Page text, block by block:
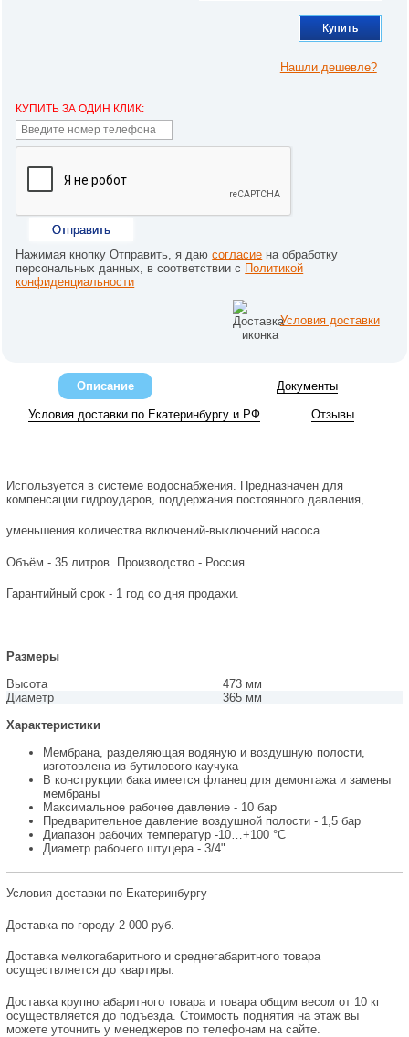
Купить
Нашли дешевле?
КУПИТЬ ЗА ОДИН КЛИК:
Отправить
Нажимая кнопку Отправить, я даюсогласие на обработку
персональных данных, в соответствии с Политикой
конфиденциальности
Условия доставки
Описание Документы
Условия доставки по Екатеринбургу и РФ Отзывы
Используется в системе водоснабжения. Предназначен для
компенсации гидроударов, поддержания постоянного давления,
уменьшения количества включений-выключений насоса.
Объём - 35 литров. Производство - Россия.
Гарантийный срок - 1 год со дня продажи.
Размеры
Высота
473 мм
Диаметр
365 мм
Характеристики
Мембрана, разделяющая водяную и воздушную полости,
изготовлена из бутилового каучука
В конструкции бака имеется фланец для демонтажа и замены
мембраны
Максимальное рабочее давление - 10 бар
Предварительное давление воздушной полости - 1,5 бар
Диапазон рабочих температур -10…+100 °С
Диаметр рабочего штуцера - 3/4"
Условия доставки по Екатеринбургу
Доставка по городу 2 000 руб.
Доставка мелкогабаритного и среднегабаритного товара
осуществляется до квартиры.
Доставка крупногабаритного товара и товара общим весом от 10 кг
осуществляется до подъезда. Стоимость поднятия на этаж вы
можете уточнить у менеджеров по телефонам на сайте.